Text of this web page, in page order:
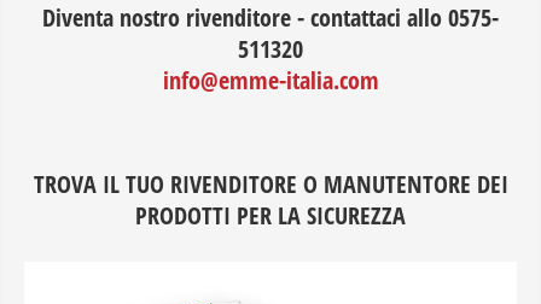
Diventa nostro rivenditore - contattaci allo 0575-
511320
info@emme-italia.com
TROVA IL TUO RIVENDITORE O MANUTENTORE DEI
PRODOTTI PER LA SICUREZZA